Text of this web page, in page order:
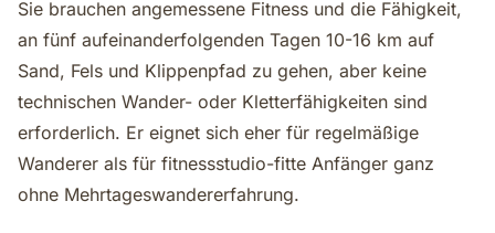
Sie brauchen angemessene Fitness und die Fähigkeit,
an fünf aufeinanderfolgenden Tagen 10-16 km auf
Sand, Fels und Klippenpfad zu gehen, aber keine
technischen Wander- oder Kletterfähigkeiten sind
erforderlich. Er eignet sich eher für regelmäßige
Wanderer als für fitnessstudio-fitte Anfänger ganz
ohne Mehrtageswandererfahrung.